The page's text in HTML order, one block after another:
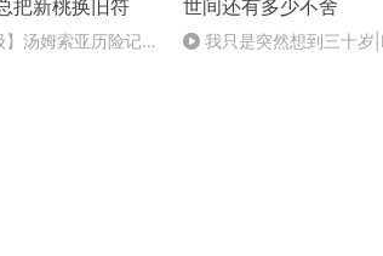
把新桃换旧符
】汤姆索亚历险记
世间还有多少不舍
我只是突然想到三十岁